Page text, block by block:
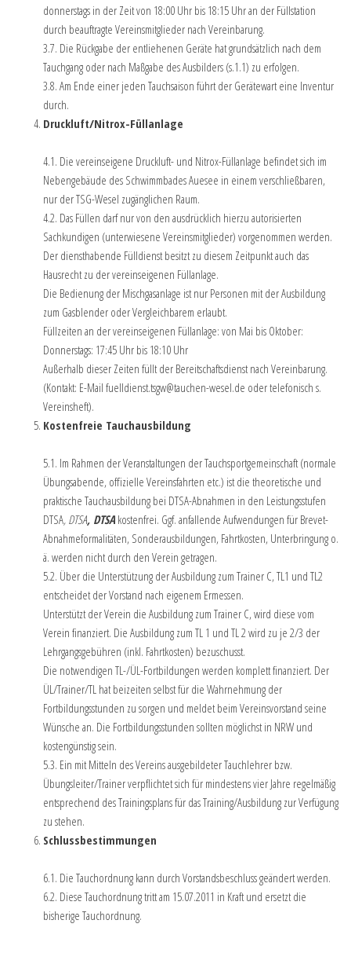
donnerstags in der Zeit von 18:00 Uhr bis 18:15 Uhr an der Füllstation
durch beauftragte Vereinsmitglieder nach Vereinbarung.
3.7. Die Rückgabe der entliehenen Geräte hat grundsätzlich nach dem
Tauchgang oder nach Maßgabe des Ausbilders (s.1.1) zu erfolgen.
3.8. Am Ende einer jeden Tauchsaison führt der Gerätewart eine Inventur
durch.
Druckluft/Nitrox-Füllanlage
4.1. Die vereinseigene Druckluft- und Nitrox-Füllanlage befindet sich im
Nebengebäude des Schwimmbades Auesee in einem verschließbaren,
nur der TSG-Wesel zugänglichen Raum.
4.2. Das Füllen darf nur von den ausdrücklich hierzu autorisierten
Sachkundigen (unterwiesene Vereinsmitglieder) vorgenommen werden.
Der diensthabende Fülldienst besitzt zu diesem Zeitpunkt auch das
Hausrecht zu der vereinseigenen Füllanlage.
Die Bedienung der Mischgasanlage ist nur Personen mit der Ausbildung
zum Gasblender oder Vergleichbarem erlaubt.
Füllzeiten an der vereinseigenen Füllanlage: von Mai bis Oktober:
Donnerstags: 17:45 Uhr bis 18:10 Uhr
Außerhalb dieser Zeiten füllt der Bereitschaftsdienst nach Vereinbarung.
(Kontakt: E-Mail fuelldienst.tsgw@tauchen-wesel.de oder telefonisch s.
Vereinsheft).
Kostenfreie Tauchausbildung
5.1. Im Rahmen der Veranstaltungen der Tauchsportgemeinschaft (normale
Übungsabende, offizielle Vereinsfahrten etc.) ist die theoretische und
praktische Tauchausbildung bei DTSA-Abnahmen in den Leistungsstufen
DTSA, DTSA, DTSA kostenfrei. Ggf. anfallende Aufwendungen für Brevet-
Abnahmeformalitäten, Sonderausbildungen, Fahrtkosten, Unterbringung o.
ä. werden nicht durch den Verein getragen.
5.2. Über die Unterstützung der Ausbildung zum Trainer C, TL1 und TL2
entscheidet der Vorstand nach eigenem Ermessen.
Unterstützt der Verein die Ausbildung zum Trainer C, wird diese vom
Verein finanziert. Die Ausbildung zum TL 1 und TL 2 wird zu je 2/3 der
Lehrgangsgebühren (inkl. Fahrtkosten) bezuschusst.
Die notwendigen TL-/ÜL-Fortbildungen werden komplett finanziert. Der
ÜL/Trainer/TL hat beizeiten selbst für die Wahrnehmung der
Fortbildungsstunden zu sorgen und meldet beim Vereinsvorstand seine
Wünsche an. Die Fortbildungsstunden sollten möglichst in NRW und
kostengünstig sein.
5.3. Ein mit Mitteln des Vereins ausgebildeter Tauchlehrer bzw.
Übungsleiter/Trainer verpflichtet sich für mindestens vier Jahre regelmäßig
entsprechend des Trainingsplans für das Training/Ausbildung zur Verfügung
zu stehen.
Schlussbestimmungen
6.1. Die Tauchordnung kann durch Vorstandsbeschluss geändert werden.
6.2. Diese Tauchordnung tritt am 15.07.2011 in Kraft und ersetzt die
bisherige Tauchordnung.